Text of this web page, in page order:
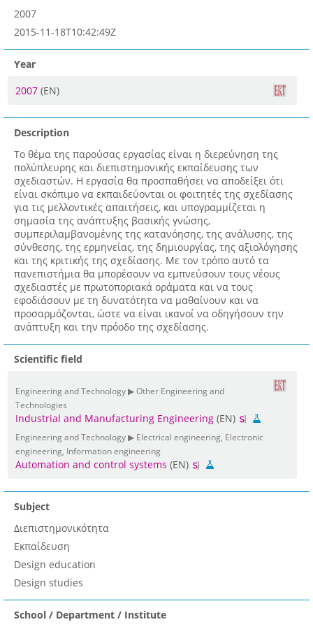
2007
2015-11-18T10:42:49Z
Year
2007 (EN)
Description
Το θέμα της παρούσας εργασίας είναι η διερεύνηση της
πολύπλευρης και διεπιστημονικής εκπαίδευσης των
σχεδιαστών. Η εργασία θα προσπαθήσει να αποδείξει ότι
είναι σκόπιμο να εκπαιδεύονται οι φοιτητές της σχεδίασης
για τις μελλοντικές απαιτήσεις, και υπογραμμίζεται η
σημασία της ανάπτυξης βασικής γνώσης,
συμπεριλαμβανομένης της κατανόησης, της ανάλυσης, της
σύνθεσης, της ερμηνείας, της δημιουργίας, της αξιολόγησης
και της κριτικής της σχεδίασης. Με τον τρόπο αυτό τα
πανεπιστήμια θα μπορέσουν να εμπνεύσουν τους νέους
σχεδιαστές με πρωτοποριακά οράματα και να τους
εφοδιάσουν με τη δυνατότητα να μαθαίνουν και να
προσαρμόζονται, ώστε να είναι ικανοί να οδηγήσουν την
ανάπτυξη και την πρόοδο της σχεδίασης.
Scientific field
Engineering and Technology ▶ Other Engineering and
Technologies
Industrial and Manufacturing Engineering (EN)
Engineering and Technology ▶ Electrical engineering, Electronic
engineering, Information engineering
Automation and control systems (EN)
Subject
Διεπιστημονικότητα
Εκπαίδευση
Design education
Design studies
School / Department / Institute